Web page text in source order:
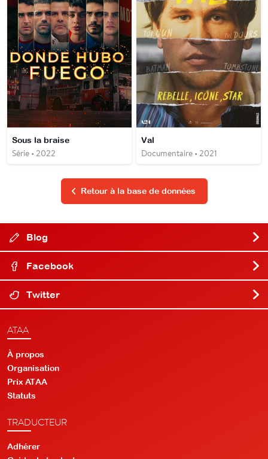
Sous la braise
Série • 2022
Val
Documentaire • 2021
Retour à la base de données
Blog
Facebook
Twitter
ATAA
À propos
Organisation
Prix ATAA
Statuts
TRADUCTEUR
Adhérer